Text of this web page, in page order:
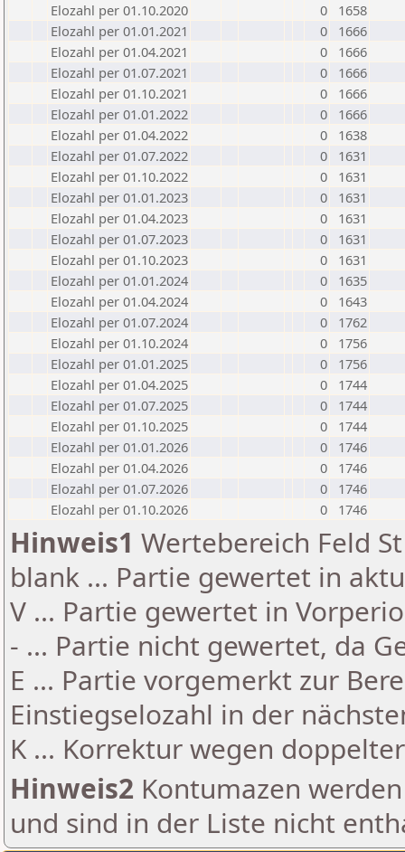
Elozahl per 01.10.2020
0
1658
Elozahl per 01.01.2021
0
1666
Elozahl per 01.04.2021
0
1666
Elozahl per 01.07.2021
0
1666
Elozahl per 01.10.2021
0
1666
Elozahl per 01.01.2022
0
1666
Elozahl per 01.04.2022
0
1638
Elozahl per 01.07.2022
0
1631
Elozahl per 01.10.2022
0
1631
Elozahl per 01.01.2023
0
1631
Elozahl per 01.04.2023
0
1631
Elozahl per 01.07.2023
0
1631
Elozahl per 01.10.2023
0
1631
Elozahl per 01.01.2024
0
1635
Elozahl per 01.04.2024
0
1643
Elozahl per 01.07.2024
0
1762
Elozahl per 01.10.2024
0
1756
Elozahl per 01.01.2025
0
1756
Elozahl per 01.04.2025
0
1744
Elozahl per 01.07.2025
0
1744
Elozahl per 01.10.2025
0
1744
Elozahl per 01.01.2026
0
1746
Elozahl per 01.04.2026
0
1746
Elozahl per 01.07.2026
0
1746
Elozahl per 01.10.2026
0 1746
Hinweis1 Wertebereich Feld
blank ... Partie gewertet in
V ... Partie gewertet in
- ... Partie nicht gewertet, da
E ... Partie vorgemerkt zur
Einstiegselozahl in der
K ... Korrektur wegen
Hinweis2 Kontumazen
und sind in der Liste nicht